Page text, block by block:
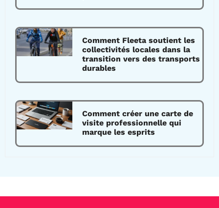
Comment Fleeta soutient les
collectivités locales dans la
transition vers des transports
durables
Comment créer une carte de
visite professionnelle qui
marque les esprits